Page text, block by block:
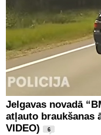
Jelgavas novadā
atļauto braukšanas
VIDEO)
6